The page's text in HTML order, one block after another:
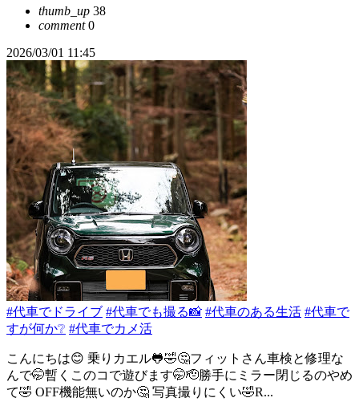
thumb_up 38
comment0
2026/03/01 11:45
#代車でドライブ #代車でも撮る📸 #代車のある生活 #代車で
すが何か❔ #代車でカメ活
こんにちは😊 乗りカエル🐸🤣🤔フィットさん車検と修理な
んで🤭暫くこのコで遊びます🤭🫡勝手にミラー閉じるのやめ
て🤣 OFF機能無いのか🤔 写真撮りにくい🤣R...